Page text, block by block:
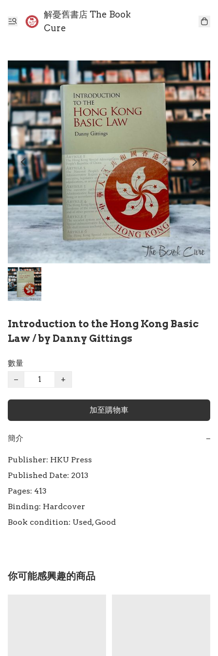
解憂舊書店 The Book
Cure
Introduction to the Hong Kong Basic
Law / by Danny Gittings
數量
−
+
加至購物車
簡介 −
Publisher: HKU Press
Published Date: 2013
Pages: 413
Binding: Hardcover
Book condition: Used, Good
你可能感興趣的商品